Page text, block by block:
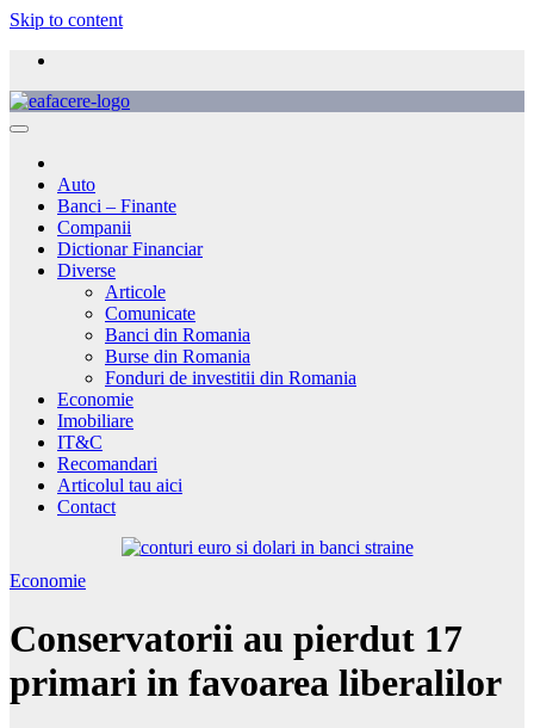
Skip to content
Auto
Banci – Finante
Companii
Dictionar Financiar
Diverse
Articole
Comunicate
Banci din Romania
Burse din Romania
Fonduri de investitii din Romania
Economie
Imobiliare
IT&C
Recomandari
Articolul tau aici
Contact
Economie
Conservatorii au pierdut 17
primari in favoarea liberalilor